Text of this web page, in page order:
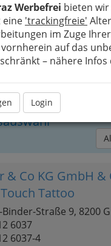
Werbefrei bieten
eine 'trackingfreie'
im Zuge
auf das
– nähere Infos
Login
& Co KG GmbH &
Tattoo
Binder-Straße 9, 8200
6037
6037-4